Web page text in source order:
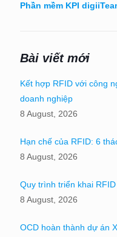
Phần mềm KPI
Bài viết mới
Kết hợp RFID với công
doanh nghiệp
8 August, 2026
Hạn chế của RFID: 6
8 August, 2026
Quy trình triển khai
8 August, 2026
OCD hoàn thành dự án